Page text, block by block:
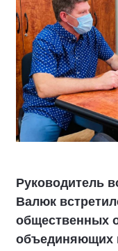
Руководитель
Валюк
общественных
объединяющих